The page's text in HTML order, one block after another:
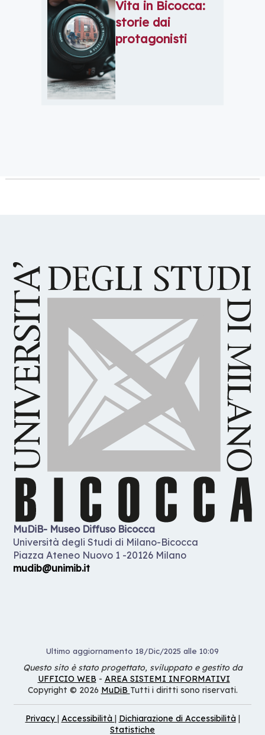
Vita in Bicocca:
storie dai
protagonisti
MuDiB- Museo Diffuso Bicocca
Università degli Studi di Milano-Bicocca
Piazza Ateneo Nuovo 1 -20126 Milano
mudib@unimib.it
Ultimo aggiornamento 18/Dic/2025 alle 10:09
Questo sito è stato progettato, sviluppato e gestito da
UFFICIO WEB - AREA SISTEMI INFORMATIVI
Copyright © 2026 MuDiB Tutti i diritti sono riservati.
Privacy | Accessibilità | Dichiarazione di Accessibilità|
Statistiche